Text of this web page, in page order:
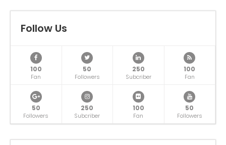
Follow Us
100
Fan
50
Followers
250
Subcriber
100
Fan
50
Followers
250
Subcriber
100
Fan
50
Followers